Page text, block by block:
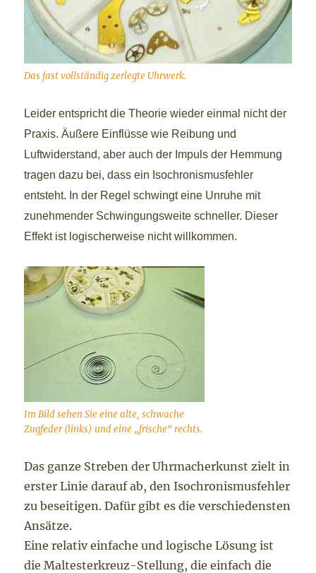
Das fast vollständig zerlegte Uhrwerk.
Leider entspricht die Theorie wieder einmal nicht der
Praxis. Äußere Einflüsse wie Reibung und
Luftwiderstand, aber auch der Impuls der Hemmung
tragen dazu bei, dass ein Isochronismusfehler
entsteht. In der Regel schwingt eine Unruhe mit
zunehmender Schwingungsweite schneller. Dieser
Effekt ist logischerweise nicht willkommen.
Im Bild sehen Sie eine alte, schwache
Zugfeder (links) und eine „frische“ rechts.
Das ganze Streben der Uhrmacherkunst zielt in
erster Linie darauf ab, den Isochronismusfehler
zu beseitigen. Dafür gibt es die verschiedensten
Ansätze.
Eine relativ einfache und logische Lösung ist
die Maltesterkreuz-Stellung, die einfach die